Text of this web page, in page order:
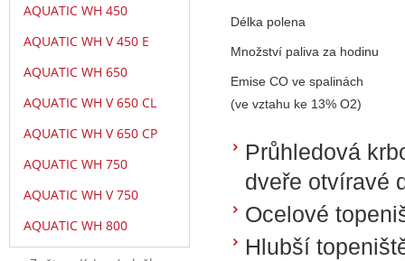
Délka polena
Množství paliva za hodinu
Emise CO ve spalinách
(ve vztahu ke 13% O2)
Průhledová
dveře otvíravé
Ocelové
Hlubší
AQUATIC WH 450
AQUATIC WH V 450 E
AQUATIC WH 650
AQUATIC WH V 650 CL
AQUATIC WH V 650 CP
AQUATIC WH 750
AQUATIC WH V 750
AQUATIC WH 800